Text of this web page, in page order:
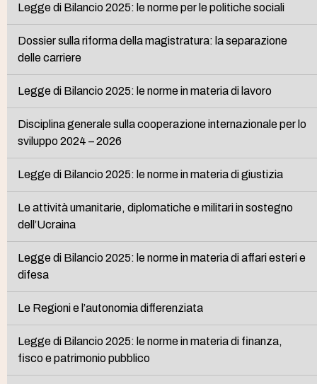
Legge di Bilancio 2025: le norme per le politiche sociali
Dossier sulla riforma della magistratura: la separazione
delle carriere
Legge di Bilancio 2025: le norme in materia di lavoro
Disciplina generale sulla cooperazione internazionale per lo
sviluppo 2024 – 2026
Legge di Bilancio 2025: le norme in materia di giustizia
Le attività umanitarie, diplomatiche e militari in sostegno
dell’Ucraina
Legge di Bilancio 2025: le norme in materia di affari esteri e
difesa
Le Regioni e l’autonomia differenziata
Legge di Bilancio 2025: le norme in materia di finanza,
fisco e patrimonio pubblico